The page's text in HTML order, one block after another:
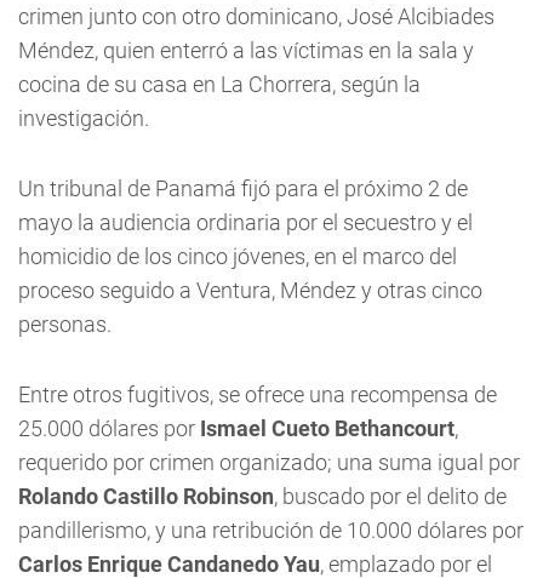
crimen junto con otro dominicano, José Alcibiades
Méndez, quien enterró a las víctimas en la sala y
cocina de su casa en La Chorrera, según la
investigación.
Un tribunal de Panamá fijó para el próximo 2 de
mayo la audiencia ordinaria por el secuestro y el
homicidio de los cinco jóvenes, en el marco del
proceso seguido a Ventura, Méndez y otras cinco
personas.
Entre otros fugitivos, se ofrece una recompensa de
25.000 dólares por Ismael Cueto Bethancourt,
requerido por crimen organizado; una suma igual por
Rolando Castillo Robinson, buscado por el delito de
pandillerismo, y una retribución de 10.000 dólares por
Carlos Enrique Candanedo Yau, emplazado por el